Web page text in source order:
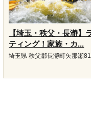
【埼玉・秩父・長瀞】
ティング！家族・カ...
埼玉県 秩父郡長瀞町矢那瀬